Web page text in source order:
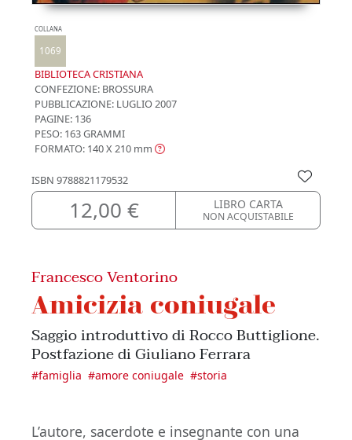
COLLANA
1069
BIBLIOTECA CRISTIANA
CONFEZIONE: BROSSURA
PUBBLICAZIONE: LUGLIO 2007
PAGINE: 136
PESO: 163 GRAMMI
FORMATO: 140 X 210 mm
ISBN 9788821179532
12,00 € LIBRO CARTA
NON ACQUISTABILE
Francesco Ventorino
Amicizia coniugale
Saggio introduttivo di Rocco Buttiglione.
Postfazione di Giuliano Ferrara
#famiglia #amore coniugale #storia
L’autore, sacerdote e insegnante con una